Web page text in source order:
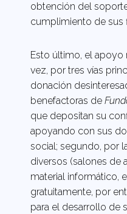
obtención del
cumplimiento de sus
Esto último, el apoyo
vez, por tres vías
donación
benefactoras de
que depositan su
apoyando con sus
social; segundo, por
diversos (salones de
material informático,
gratuitamente, por
para el desarrollo de